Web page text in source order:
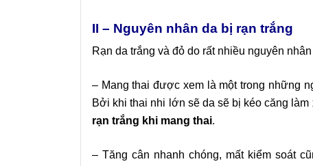
II – Nguyên nhân da bị rạn trắng
Rạn da trắng và đỏ do rất nhiều nguyên
– Mang thai được xem là một trong những
Bởi khi thai nhi lớn sẽ da sẽ bị kéo căng
rạn trắng khi mang thai.
– Tăng cân nhanh chóng, mất kiểm soát